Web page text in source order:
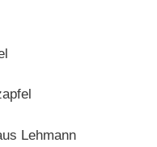
Lehmann